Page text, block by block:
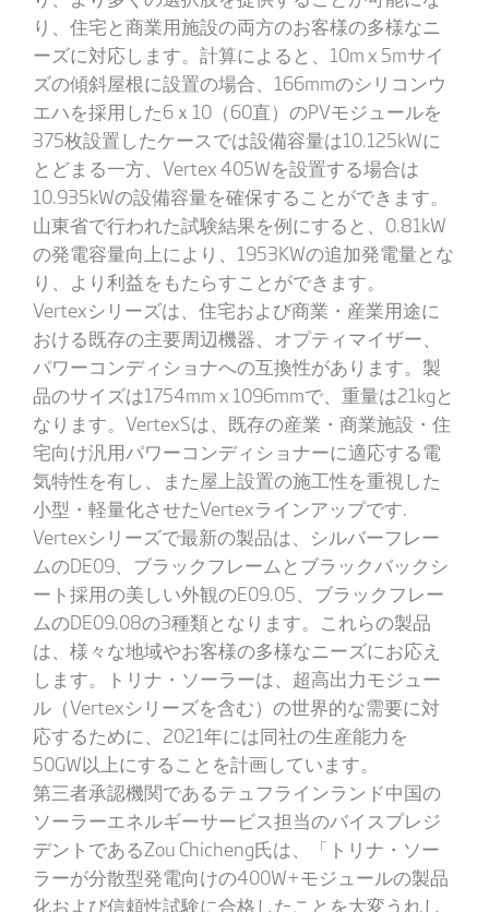
り、住宅と商業用施設の両方のお客様の多様なニ
ーズに対応します。計算によると、10m x 5mサイ
ズの傾斜屋根に設置の場合、166mmのシリコンウ
エハを採用した6ｘ10（60直）のPVモジュールを
375枚設置したケースでは設備容量は10.125kWに
とどまる一方、Vertex 405Wを設置する場合は
10.935kWの設備容量を確保することができます。
山東省で行われた試験結果を例にすると、0.81kW
の発電容量向上により、1953KWの追加発電量とな
り、より利益をもたらすことができます。
Vertexシリーズは、住宅および商業・産業用途に
おける既存の主要周辺機器、オプティマイザー、
パワーコンディショナへの互換性があります。製
品のサイズは1754mm x 1096mmで、重量は21kgと
なります。VertexSは、既存の産業・商業施設・住
宅向け汎用パワーコンディショナーに適応する電
気特性を有し、また屋上設置の施工性を重視した
小型・軽量化させたVertexラインアップです.
Vertexシリーズで最新の製品は、シルバーフレー
ムのDE09、ブラックフレームとブラックバックシ
ート採用の美しい外観のE09.05、ブラックフレー
ムのDE09.08の3種類となります。これらの製品
は、様々な地域やお客様の多様なニーズにお応え
します。トリナ・ソーラーは、超高出力モジュー
ル（Vertexシリーズを含む）の世界的な需要に対
応するために、2021年には同社の生産能力を
50GW以上にすることを計画しています。
第三者承認機関であるテュフラインランド中国の
ソーラーエネルギーサービス担当のバイスプレジ
デントであるZou Chicheng氏は、「トリナ・ソー
ラーが分散型発電向けの400W+モジュールの製品
化および信頼性試験に合格したことを大変うれし